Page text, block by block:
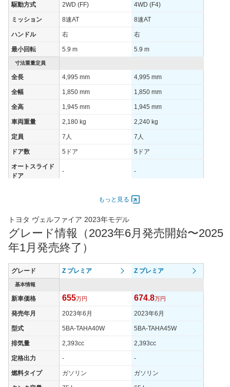
装備オプション
駆動方式 2WD (FF) 4WD (F4)
ミッション 8速AT 8速AT
ハンドル 右 右
最小回転 5.9 m 5.9 m
寸法重量定員
全長 4,995 mm 4,995 mm
全幅 1,850 mm 1,850 mm
全高 1,945 mm 1,945 mm
車両重量 2,180 kg 2,240 kg
定員 7人 7人
ドア数 5ドア 5ドア
オートスライド
ドア
- -
205.00 [279]/ 6,450 205.00 [279]/ 6,450
最高トルク 430 [43.8]/ 1,700
過給機 TB TB
タイヤ
(前)
225/55R19 225/55R19
タイヤサイズ
(後)
街地)
7.1km/L 7.3km/L
WLTCモード(郊
外)
WLTCモード(高
もっと見る
トヨタ ヴェルファイア 2023年モデル
グレード情報（2023年6月発売開始〜2025
年1月発売終了）
グレード Z プレミア Z プレミア
基本情報
新車価格 655万円 674.8万円
発売年月 2023年6月 2023年6月
型式 5BA-TAHA40W 5BA-TAHA45W
排気量 2,393cc 2,393cc
定格出力 - -
燃料タイプ ガソリン ガソリン